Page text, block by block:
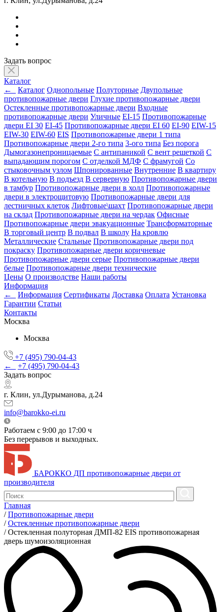
Задать вопрос
Каталог
←
Каталог Однопольные Полуторные Двупольные
противопожарные двери Глухие противопожарные двери
Остекленные противопожарные двери Входные
противопожарные двери Уличные EI-15 Противопожарные
двери EI 30 EI-45 Противопожарные двери EI 60 EI-90 EIW-15
EIW-30 EIW-60 EIS Противопожарные двери 1 типа
Противопожарные двери 2-го типа 3-ого типа Без порога
Дымогазонепроницаемые С антипаникой С вент решеткой С
выпадающим порогом С отделкой МДФ С фрамугой Со
стыковочным узлом Шпонированные Внутренние В квартиру
В котельную В подъезд В серверную Противопожарные двери
в тамбур Противопожарные двери в холл Противопожарные
двери в электрощитовую Противопожарные двери для
лестничных клеток Лифтовые\шахт Противопожарные двери
на склад Противопожарные двери на чердак Офисные
Противопожарные двери эвакуационные Трансформаторные
В торговый центр В подвал В школу На кровлю
Металлические Стальные Противопожарные двери под
покраску Противопожарные двери коричневые
Противопожарные двери серые Противопожарные двери
белые Противопожарные двери технические
Цены О производстве Наши работы
Информация
←
Информация Сертификаты Доставка Оплата Установка
Гарантии Статьи
Контакты
Москва
Москва
+7 (495) 790-04-43
←
+7 (495) 790-04-43
Задать вопрос
г. Клин, ул.Дурыманова, д.24
info@barokko-ei.ru
Работаем с 9:00 до 17:00 ч
Без перерывов и выходных.
БАРОККО ДП противопожарные двери от
производителя
Главная
/ Противопожарные двери
/ Остекленные противопожарные двери
/ Остекленная полуторная ДМП-82 EIS противопожарная
дверь шумоизоляционная